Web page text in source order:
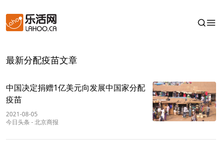
最新分配疫苗文章
中国决定捐赠1亿美元向发展中国家分配
疫苗
2021-08-05
今日头条 -北京商报